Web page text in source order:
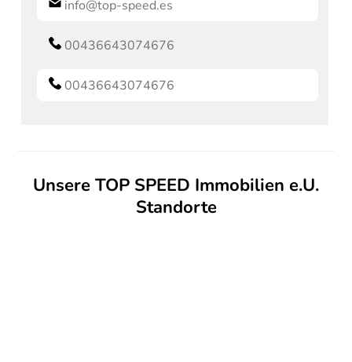
info@top-speed.es
00436643074676
00436643074676
Unsere TOP SPEED Immobilien e.U.
Standorte